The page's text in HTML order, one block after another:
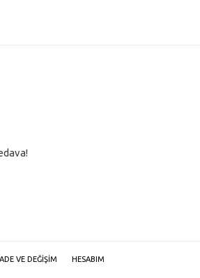
VE DEĞIŞIM HESABIM